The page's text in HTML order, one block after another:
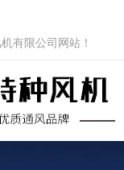
有限公司网站！